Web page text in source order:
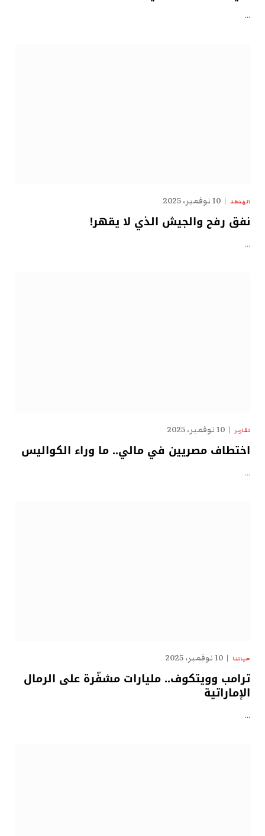
…
الهدهد 10 نوفمبر، 2025
نفق رفح والجيش الذي لا يقهر!
…
تقارير 10 نوفمبر، 2025
اختطاف مصريين في مالي.. ما وراء الكواليس
…
حياتنا 10 نوفمبر، 2025
ترامب وويتكوف.. مليارات مشفّرة على الرمال
الإماراتية
…